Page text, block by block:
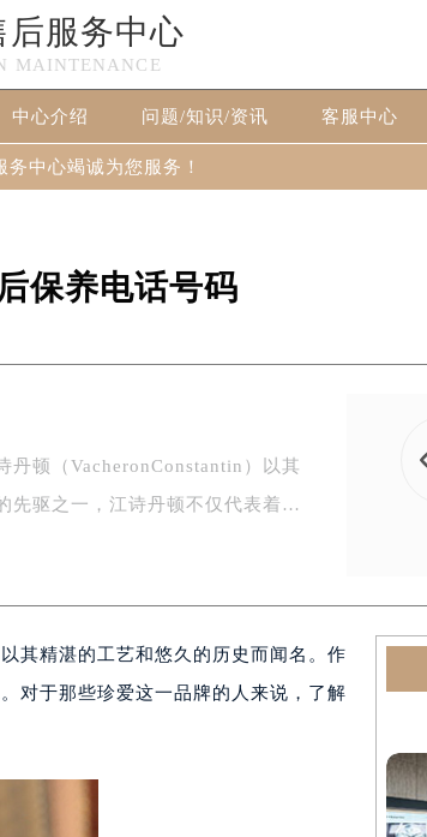
服务中心
MAINTENANCE
中心介绍 问题/知识/资讯 客服中心
中心竭诚为您服务！
保养电话号码
丹顿（VacheronConstantin）以其
先驱之一，江诗丹顿不仅代表着…
其精湛的工艺和悠久的历史而闻名。作
对于那些珍爱这一品牌的人来说，了解